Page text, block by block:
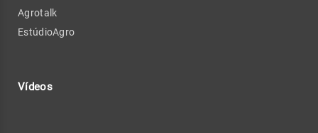
Agrotalk
EstúdioAgro
Vídeos